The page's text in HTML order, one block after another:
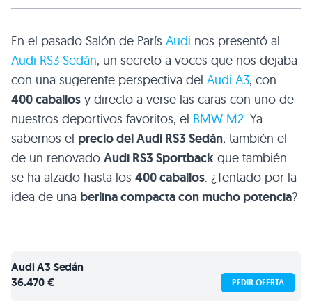
En el pasado Salón de París Audi nos presentó al
Audi RS3 Sedán, un secreto a voces que nos dejaba
con una sugerente perspectiva del Audi A3, con
400 caballos y directo a verse las caras con uno de
nuestros deportivos favoritos, el BMW M2. Ya
sabemos el precio del Audi RS3 Sedán, también el
de un renovado Audi RS3 Sportback que también
se ha alzado hasta los 400 caballos. ¿Tentado por la
idea de una berlina compacta con mucho potencia?
AudiA3 Sedán
36.470 €
PEDIR OFERTA